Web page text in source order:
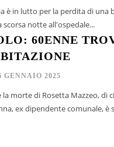
è in lutto per la perdita di una
scorsa notte all'ospedale...
60ENNE
GENNAIO 2025
morte di Rosetta Mazzeo, di